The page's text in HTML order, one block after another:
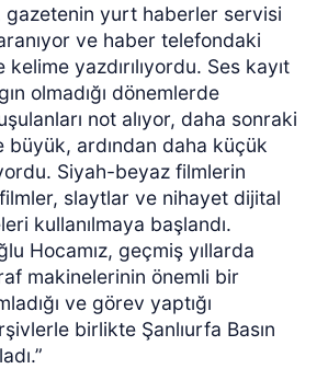
gazetenin yurt haberler servisi
ve haber telefondaki
yazdırılıyordu. Ses kayıt
olmadığı dönemlerde
not alıyor, daha sonraki
büyük, ardından daha küçük
Siyah-beyaz filmlerin
slaytlar ve nihayet dijital
kullanılmaya başlandı.
Hocamız, geçmiş yıllarda
makinelerinin önemli bir
ve görev yaptığı
birlikte Şanlıurfa Basın